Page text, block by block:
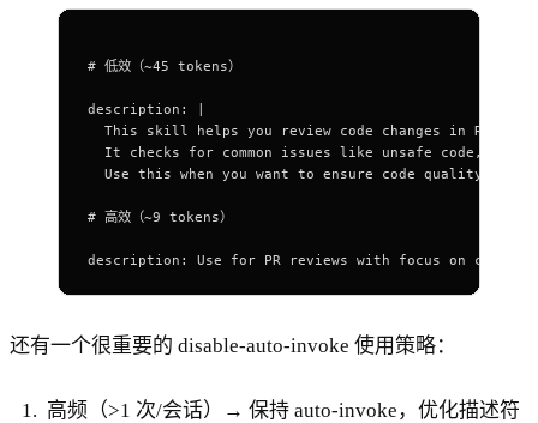
# 低效（~45 tokens）
description :
This skill helps you review code changes in Rust
It checks for common issues like unsafe code, error
Use this when you want to ensure code quality
# 高效（~9 tokens）
description : Use for PR reviews with focus on
还有一个很重要的 disable-auto-invoke 使用策略：
高频（>1 次/会话）→ 保持 auto-invoke，优化描述符